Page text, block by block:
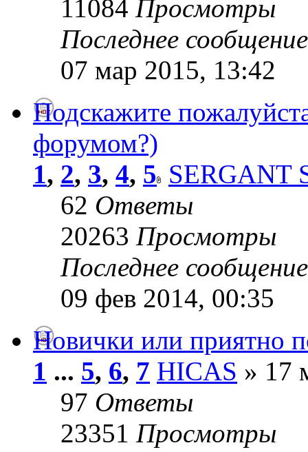
11084 Просмотры
Последнее
07 мар 2015, 13:42
Подскажите
форумом?)
1, 2, 3, 4, 5 SERGANT
62 Ответы
20263 Просмотры
Последнее
09 фев 2014, 00:35
Новички или приятно
1 ... 5, 6, 7 HICAS » 17
97 Ответы
23351 Просмотры